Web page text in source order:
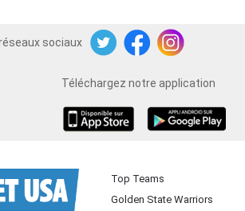
sociaux
TwitterFacebookInstagram
Téléchargez notre application
Top Teams
Golden State Warriors